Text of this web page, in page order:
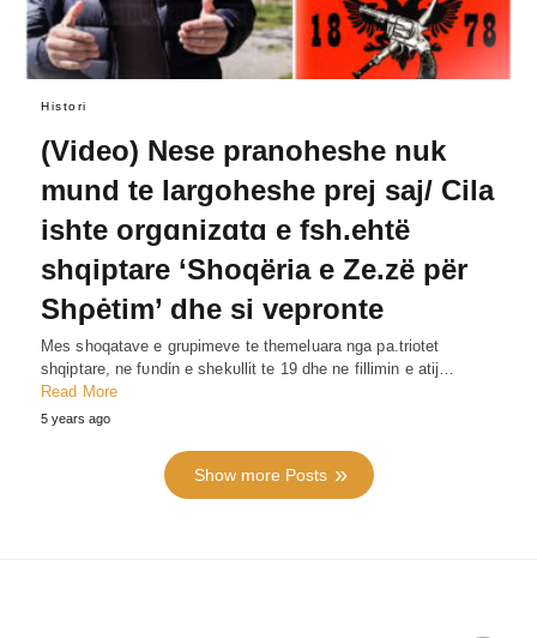
Histori
(Video) Nese pranoheshe nuk
mund te largoheshe prej saj/ Cila
ishte orgɑnizɑtɑ e fsh.ehtë
shqiptare ‘Shoqëria e Ze.zë për
Shρėtim’ dhe si vepronte
Mes shoqatave e grupimeve te themeluara nga pa.triotet
shqiptare, ne fυndίn e shekυllit te 19 dhe ne fillimin e atij…
Read More
5 years ago
Show more Posts